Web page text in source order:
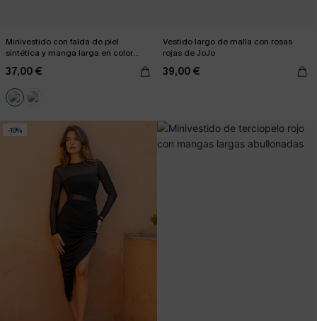
Minivestido con falda de piel
sintética y manga larga en color
37,00 €
Vestido largo de malla con rosas
rojas de JoJo
39,00 €
-10%